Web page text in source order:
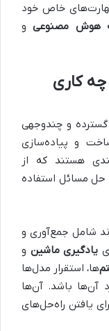
خاص خود
هوش مصنوعیو
کاری
گسترده و چندوجهی
و پیاده‌سازی
هستند که از
حل مسائل استفاده
شامل جمع‌آوری و
یادگیری ماشین و
ها، استقرار مدل‌ها
آن‌ها باشد. آن‌ها
یافتن راه‌حل‌های